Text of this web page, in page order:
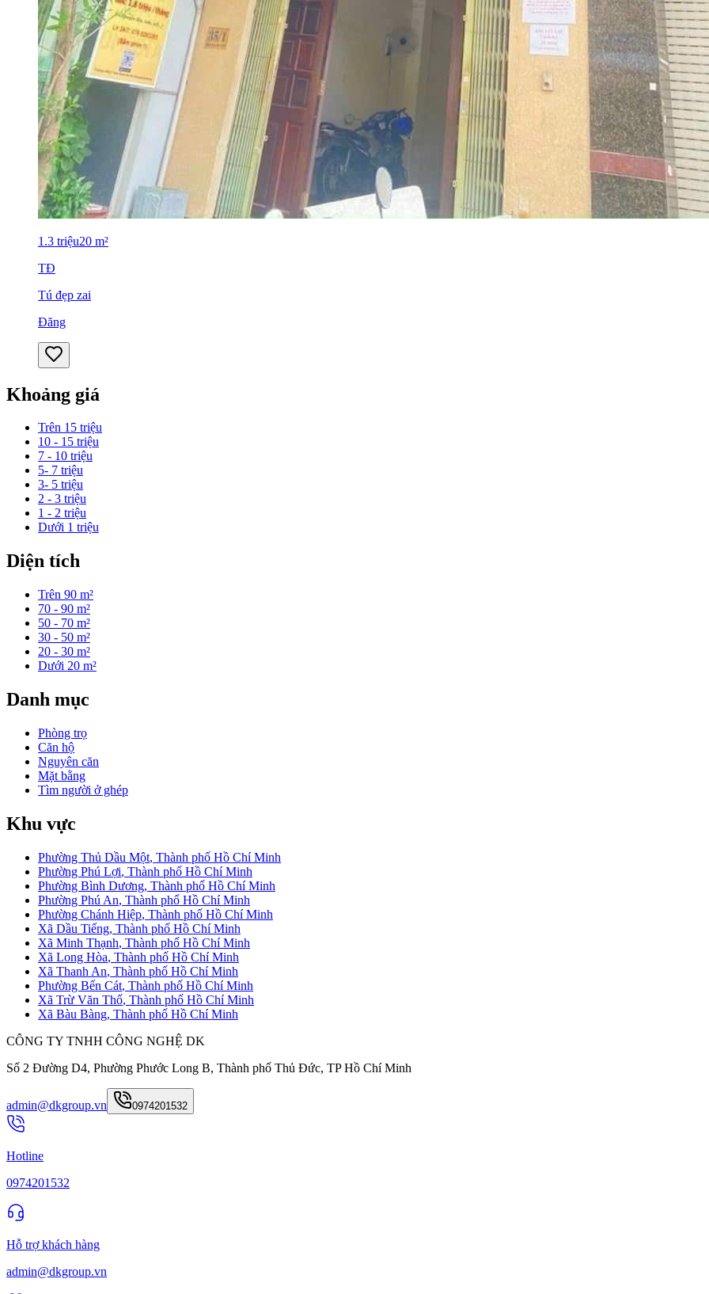
1.3 triệu20 m²
TĐ
Tú đẹp zai
Đăng
Khoảng giá
Trên 15 triệu
10 - 15 triệu
7 - 10 triệu
5- 7 triệu
3- 5 triệu
2 - 3 triệu
1 - 2 triệu
Dưới 1 triệu
Diện tích
Trên 90 m²
70 - 90 m²
50 - 70 m²
30 - 50 m²
20 - 30 m²
Dưới 20 m²
Danh mục
Phòng trọ
Căn hộ
Nguyên căn
Mặt bằng
Tìm người ở ghép
Khu vực
Phường Thủ Dầu Một, Thành phố Hồ Chí Minh
Phường Phú Lợi, Thành phố Hồ Chí Minh
Phường Bình Dương, Thành phố Hồ Chí Minh
Phường Phú An, Thành phố Hồ Chí Minh
Phường Chánh Hiệp, Thành phố Hồ Chí Minh
Xã Dầu Tiếng, Thành phố Hồ Chí Minh
Xã Minh Thạnh, Thành phố Hồ Chí Minh
Xã Long Hòa, Thành phố Hồ Chí Minh
Xã Thanh An, Thành phố Hồ Chí Minh
Phường Bến Cát, Thành phố Hồ Chí Minh
Xã Trừ Văn Thố, Thành phố Hồ Chí Minh
Xã Bàu Bàng, Thành phố Hồ Chí Minh
CÔNG TY TNHH CÔNG NGHỆ DK
Số 2 Đường D4, Phường Phước Long B, Thành phố Thủ Đức, TP Hồ Chí Minh
admin@dkgroup.vn 0974201532
Hotline
0974201532
Hỗ trợ khách hàng
admin@dkgroup.vn